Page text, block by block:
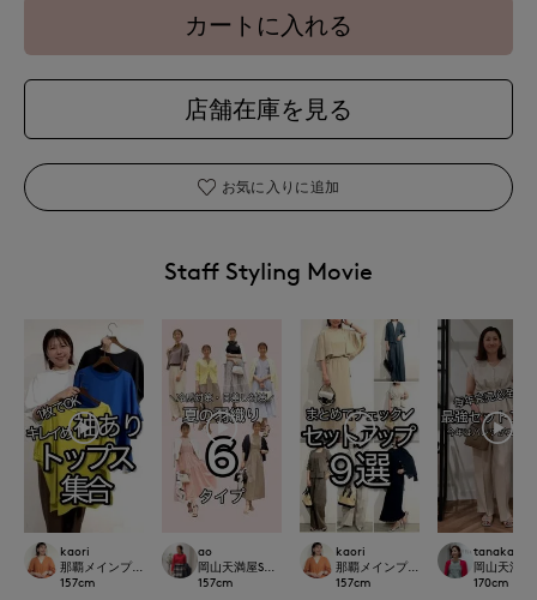
カートに入れる
店舗在庫を見る
お気に入りに追加
Staff Styling Movie
kaori
那覇メインプレイスI.T.'S.international
157cm
ao
岡山天満屋SUPERIORCLOSET
157cm
kaori
那覇メインプレイス
157cm
tanaka
岡山天満屋
170cm